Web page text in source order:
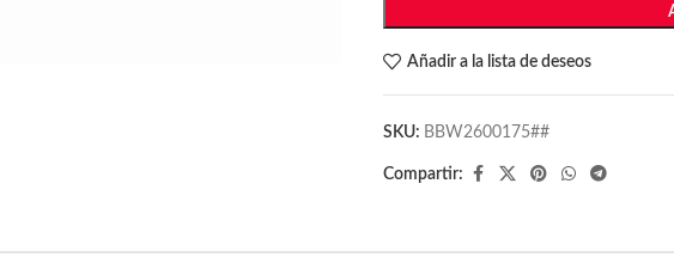
Añadir a la lista de deseos
SKU: BBW2600175##
Compartir: